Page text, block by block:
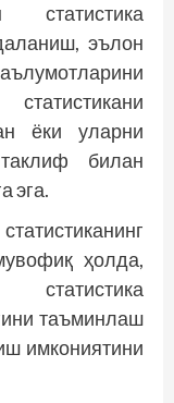
эълон
ёки уларни
билан
эга.
ҳолда,
таъминлаш
имкониятини